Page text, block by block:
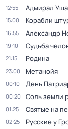
12:55 Адмирал
15:00 Корабли
16:55 Александр
19:10 Судьба
21:15 Родина
23:00 Метанойя
00:10 День
00:20 Соль земли
01:25 Святые на
02:25 Русcкие у